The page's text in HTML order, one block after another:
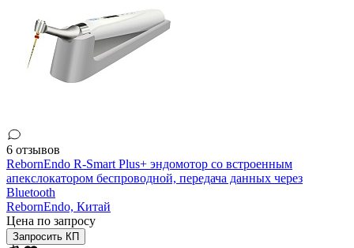
6 отзывов
RebornEndo R-Smart Plus+ эндомотор со встроенным
апекслокатором беспроводной, передача данных через
Bluetooth
RebornEndo, Китай
Цена по запросу
Запросить КП